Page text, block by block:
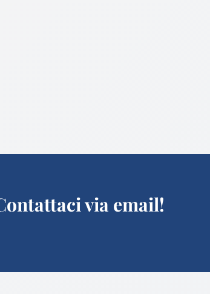
via email!